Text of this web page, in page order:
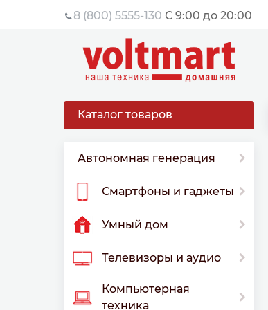
8 (800) 5555-130 С 9:00 до 20:00
Каталог товаров
Автономная генерация
Смартфоны и гаджеты
Умный дом
Телевизоры и аудио
Компьютерная
техника